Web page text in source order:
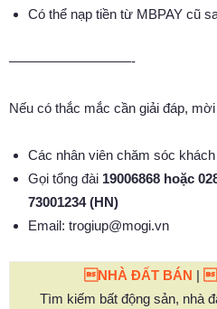
Có thể nạp tiền từ MBPAY cũ
—————————-
Nếu có thắc mắc cần giải đáp,
Các nhân viên chăm sóc
Gọi tổng đài 19006868 hoặc
73001234 (HN)
Email: trogiup@mogi.vn
NHÀ ĐẤT BÁN |
Tìm kiếm bất động sản, nhà